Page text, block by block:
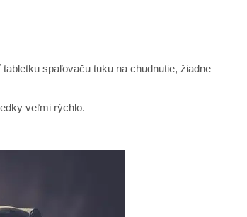
spaľovaču tuku na chudnutie, žiadne
veľmi rýchlo.